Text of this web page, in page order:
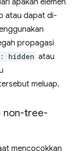
apakah elemen
atau dapat di-
propagasi
hidden atau
meluap.
non-tree-
mencocokkan